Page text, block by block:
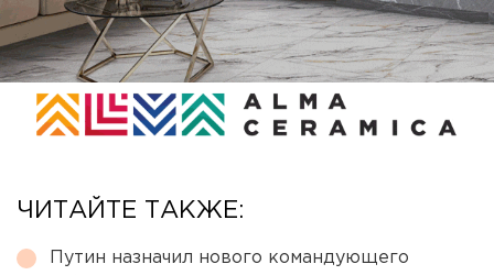
ЧИТАЙТЕ ТАКЖЕ:
Путин назначил нового командующего